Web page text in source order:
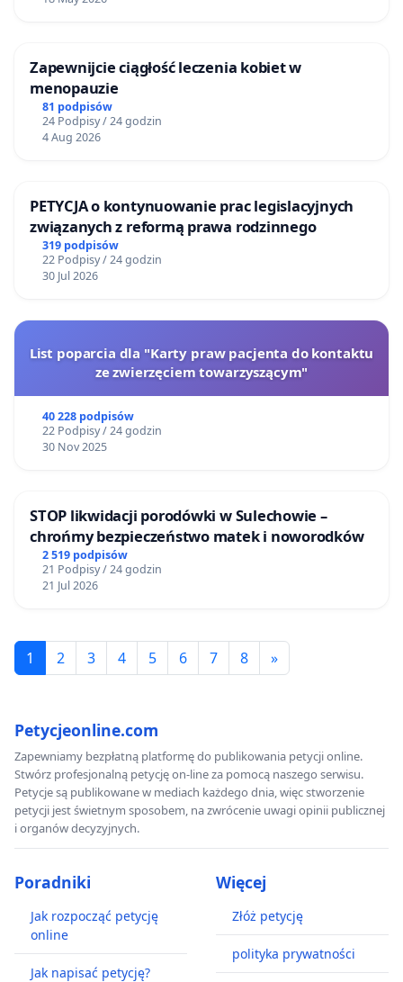
Zapewnijcie ciągłość leczenia kobiet w
menopauzie
81 podpisów
24 Podpisy / 24 godzin
4 Aug 2026
PETYCJA o kontynuowanie prac legislacyjnych
związanych z reformą prawa rodzinnego
319 podpisów
22 Podpisy / 24 godzin
30 Jul 2026
List poparcia dla "Karty praw pacjenta do kontaktu
ze zwierzęciem towarzyszącym"
40 228 podpisów
22 Podpisy / 24 godzin
30 Nov 2025
STOP likwidacji porodówki w Sulechowie –
chrońmy bezpieczeństwo matek i noworodków
2 519 podpisów
21 Podpisy / 24 godzin
21 Jul 2026
1 2 3 4 5 6 7 8 »
Petycjeonline.com
Zapewniamy bezpłatną platformę do publikowania petycji online.
Stwórz profesjonalną petycję on-line za pomocą naszego serwisu.
Petycje są publikowane w mediach każdego dnia, więc stworzenie
petycji jest świetnym sposobem, na zwrócenie uwagi opinii publicznej
i organów decyzyjnych.
Poradniki
Jak rozpocząć petycję
online
Jak napisać petycję?
Więcej
Złóż petycję
polityka prywatności